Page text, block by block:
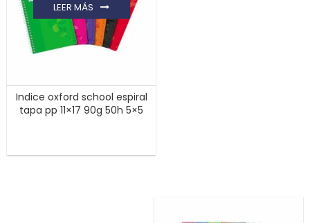
Indice oxford school espiral
tapa pp 11×17 90g 50h 5×5
LEER MÁS